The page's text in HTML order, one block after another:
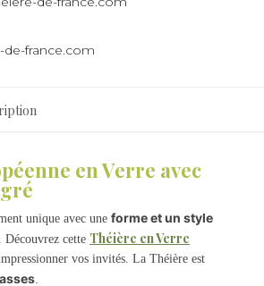
en Verre avec
unique avec une forme et un style
. Découvrez cette Théière en Verre
vos invités. La Théière est